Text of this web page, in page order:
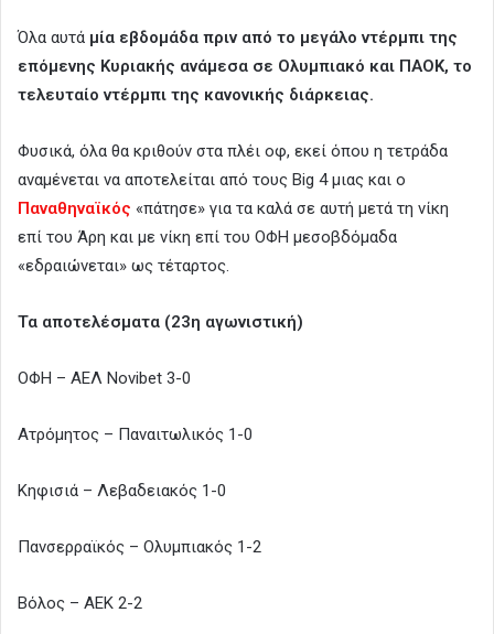
Όλα αυτά μία εβδομάδα πριν από το μεγάλο ντέρμπι της
επόμενης Κυριακής ανάμεσα σε Ολυμπιακό και ΠΑΟΚ, το
τελευταίο ντέρμπι της κανονικής διάρκειας.
Φυσικά, όλα θα κριθούν στα πλέι οφ, εκεί όπου η τετράδα
αναμένεται να αποτελείται από τους Big 4 μιας και ο
Παναθηναϊκός «πάτησε» για τα καλά σε αυτή μετά τη νίκη
επί του Άρη και με νίκη επί του ΟΦΗ μεσοβδόμαδα
«εδραιώνεται» ως τέταρτος.
Τα αποτελέσματα (23η αγωνιστική)
ΟΦΗ – ΑΕΛ Νovibet 3-0
Ατρόμητος – Παναιτωλικός 1-0
Κηφισιά – Λεβαδειακός 1-0
Πανσερραϊκός – Ολυμπιακός 1-2
Βόλος – ΑΕΚ 2-2